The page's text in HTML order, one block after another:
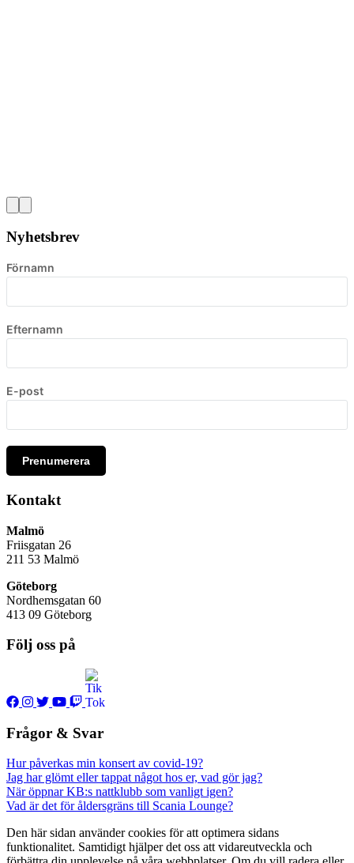
Nyhetsbrev
Förnamn
Efternamn
E-post
Prenumerera
Kontakt
Malmö
Friisgatan 26
211 53 Malmö
Göteborg
Nordhemsgatan 60
413 09 Göteborg
Följ oss på
Frågor & Svar
Hur påverkas min konsert av covid-19?
Jag har glömt eller tappat något hos er, vad gör jag?
När öppnar KB:s nattklubb som vanligt igen?
Vad är det för åldersgräns till Scania Lounge?
Den här sidan använder cookies för att optimera sidans
funktionalitet. Samtidigt hjälper det oss att vidareutveckla och